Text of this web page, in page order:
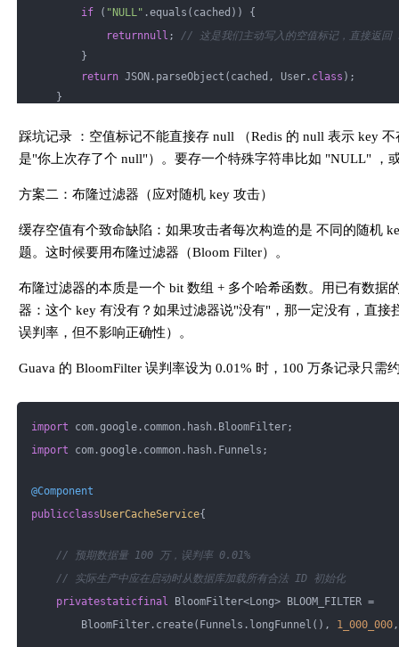
if ( "NULL" .equals(cached)) {
returnnull ; // 这是我们主动写入的空值标记，直接返
}
return JSON.parseObject(cached, User . class ) ;
}
// Redis 没命中，查数据库
User user = userMapper.selectById(userId);
if (user == null) {
// TTL 设短，避免数据库后续新增数据时，缓存空值脏读
returnnull;
}
redisTemplate.opsForValue().set(cacheKey,
踩坑记录 ：空值标记不能直接存 null （Redis 的 null 表示 key
是"你上次存了个 null"）。要存一个特殊字符串比如 "NULL" ，
方案二：布隆过滤器（应对随机 key 攻击）
缓存空值有个致命缺陷：如果攻击者每次构造的是 不同的随机
题。这时候要用布隆过滤器（Bloom Filter）。
布隆过滤器的本质是一个 bit 数组 + 多个哈希函数。用已有数据
器：这个 key 有没有？如果过滤器说"没有"，那一定没有，直
误判率，但不影响正确性）。
Guava 的 BloomFilter 误判率设为 0.01% 时，100 万条记录只
import com.google.common.hash.BloomFilter;
import com.google.common.hash.Funnels;
@Component
publicclassUserCacheService{
// 预期数据量 100 万，误判率 0.01%
// 实际生产中应在启动时从数据库加载所有合法 ID 初始化
privatestaticfinal BloomFilter<Long> BLOOM_FILTER =
BloomFilter.create(Funnels.longFunnel(), 1_000_000